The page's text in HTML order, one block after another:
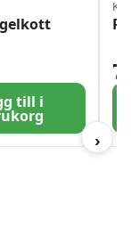
till i
›